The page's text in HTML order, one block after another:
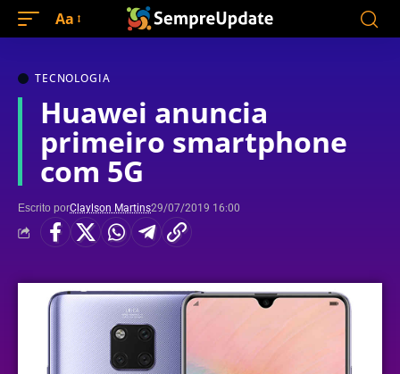
Aa
TECNOLOGIA
Huawei anuncia
primeiro smartphone
com 5G
Escrito porClaylson Martins29/07/2019 16:00